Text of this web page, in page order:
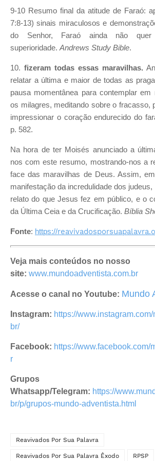
9-10 Resumo final da atitude de Faraó:
7:8-13) sinais miraculosos e
do Senhor, Faraó ainda não quer
superioridade. Andrews Study Bible.
10. fizeram todas essas maravilhas.
relatar a última e maior de todas as
pausa momentânea para contemplar em
os milagres, meditando sobre o fracasso,
impressionar o coração endurecido do
p. 582.
Na hora de ter Moisés anunciado a
nos com este resumo, mostrando-nos a
face das maravilhas de Deus. Assim,
manifestação da incredulidade dos
relato do que Jesus fez em público, e o
da Última Ceia e da Crucificação. Bíblia
Fonte: https://
Veja mais conteúdos no nosso
site: www.mundoadventista.com.br
Acesse o canal no Youtube: Mundo
Instagram: https://
br/
Facebook: https://www.facebook.com/
r
Grupos
Whatsapp/Telegram: https://
br/p/grupos-mundo-adventista.html
Reavivados Por Sua Palavra
Reavivados Por Sua Palavra Êxodo RPSP